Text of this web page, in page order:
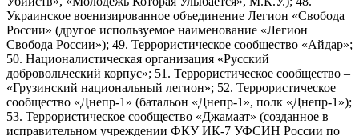
Украинское военизированное объединение Легион «Свобода
России» (другое используемое наименование «Легион
Свобода России»); 49. Террористическое сообщество «Айдар»;
50. Националистическая организация «Русский
добровольческий корпус»; 51. Террористическое сообщество –
«Грузинский национальный легион»; 52. Террористическое
сообщество «Днепр-1» (батальон «Днепр-1», полк «Днепр-1»);
53. Террористическое сообщество «Джамаат» (созданное в
исправительном учреждении ФКУ ИК-7 УФСИН России по